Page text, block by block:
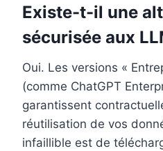
Existe-t-il une
sécurisée aux
Oui. Les versions «
(comme ChatGPT
garantissent
réutilisation de vos
infaillible est de